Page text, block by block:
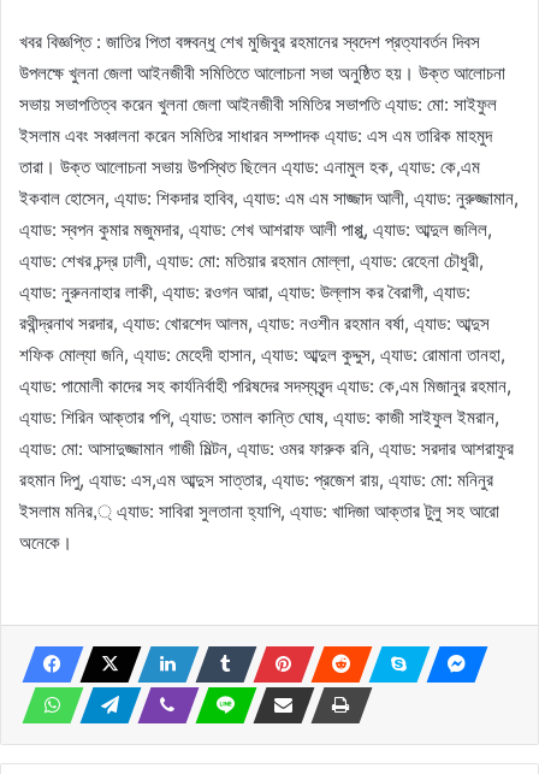
খবর বিজ্ঞপ্তি : জাতির পিতা বঙ্গবন্ধু শেখ মুজিবুর রহমানের স্বদেশ প্রত্যাবর্তন দিবস
উপলক্ষে খুলনা জেলা আইনজীবী সমিতিতে আলোচনা সভা অনুষ্ঠিত হয়। উক্ত আলোচনা
সভায় সভাপতিত্ব করেন খুলনা জেলা আইনজীবী সমিতির সভাপতি এ্যাড: মো: সাইফুল
ইসলাম এবং সঞ্চালনা করেন সমিতির সাধারন সম্পাদক এ্যাড: এস এম তারিক মাহমুদ
তারা। উক্ত আলোচনা সভায় উপস্থিত ছিলেন এ্যাড: এনামুল হক, এ্যাড: কে,এম
ইকবাল হোসেন, এ্যাড: শিকদার হাবিব, এ্যাড: এম এম সাজ্জাদ আলী, এ্যাড: নুরুজ্জামান,
এ্যাড: স্বপন কুমার মজুমদার, এ্যাড: শেখ আশরাফ আলী পাপ্পু, এ্যাড: আব্দুল জলিল,
এ্যাড: শেখর চন্দ্র ঢালী, এ্যাড: মো: মতিয়ার রহমান মোল্লা, এ্যাড: রেহেনা চৌধুরী,
এ্যাড: নুরুননাহার লাকী, এ্যাড: রওগন আরা, এ্যাড: উল্লাস কর বৈরাগী, এ্যাড:
রথীন্দ্রনাথ সরদার, এ্যাড: খোরশেদ আলম, এ্যাড: নওশীন রহমান বর্ষা, এ্যাড: আব্দুস
শফিক মোল্যা জনি, এ্যাড: মেহেদী হাসান, এ্যাড: আব্দুল কুদ্দুস, এ্যাড: রোমানা তানহা,
এ্যাড: পামোলী কাদের সহ কার্যনির্বাহী পরিষদের সদস্যবৃন্দ এ্যাড: কে,এম মিজানুর রহমান,
এ্যাড: শিরিন আক্তার পপি, এ্যাড: তমাল কান্তি ঘোষ, এ্যাড: কাজী সাইফুল ইমরান,
এ্যাড: মো: আসাদুজ্জামান গাজী মিল্টন, এ্যাড: ওমর ফারুক রনি, এ্যাড: সরদার আশরাফুর
রহমান দিপু, এ্যাড: এস,এম আব্দুস সাত্তার, এ্যাড: প্রজেশ রায়, এ্যাড: মো: মনিনুর
ইসলাম মনির,্ এ্যাড: সাবিরা সুলতানা হ্যাপি, এ্যাড: খাদিজা আক্তার টুলু সহ আরো
অনেকে।